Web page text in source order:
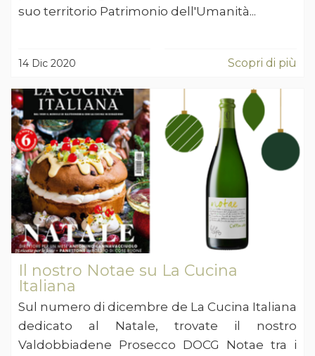
suo territorio Patrimonio dell'Umanità...
14 Dic 2020 Scopri di più
Il nostro Notae su La Cucina
Italiana
Sul numero di dicembre de La Cucina Italiana
dedicato al Natale, trovate il nostro
Valdobbiadene Prosecco DOCG Notae tra i